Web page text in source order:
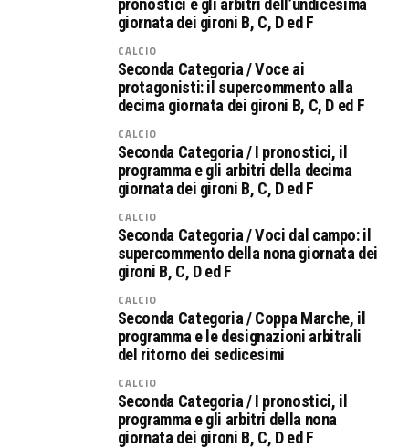
giornata dei gironi B, C, D ed F
CALCIO
Seconda Categoria / Voce ai
protagonisti: il supercommento alla
decima giornata dei gironi B, C, D ed F
CALCIO
Seconda Categoria / I pronostici, il
programma e gli arbitri della decima
giornata dei gironi B, C, D ed F
CALCIO
Seconda Categoria / Voci dal campo: il
supercommento della nona giornata dei
gironi B, C, D ed F
CALCIO
Seconda Categoria / Coppa Marche, il
programma e le designazioni arbitrali
del ritorno dei sedicesimi
CALCIO
Seconda Categoria / I pronostici, il
programma e gli arbitri della nona
giornata dei gironi B, C, D ed F